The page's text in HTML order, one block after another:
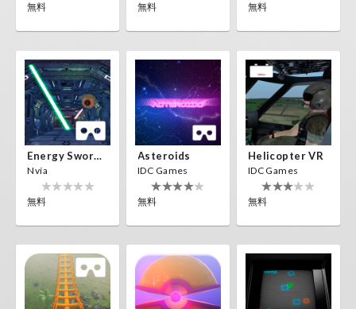
無料 無料 無料
Energy Sword VR
Nvía
無料
Asteroids
IDC Games
無料
Helicopter VR
IDC Games
無料